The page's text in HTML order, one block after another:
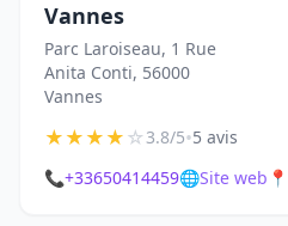
Vannes
Parc Laroiseau, 1 Rue
Anita Conti, 56000
Vannes
★★★★☆3.8/5•5 avis
📞+33650414459🌐Site web 📍